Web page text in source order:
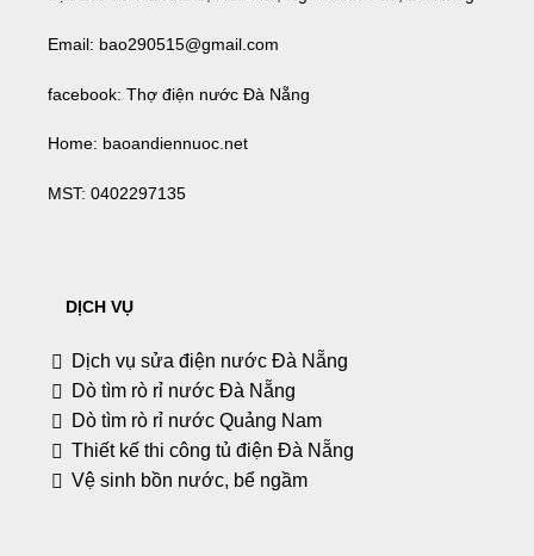
Email: bao290515@gmail.com
facebook: Thợ điện nước Đà Nẵng
Home: baoandiennuoc.net
MST: 0402297135
DỊCH VỤ
Dịch vụ sửa điện nước Đà Nẵng
Dò tìm rò rỉ nước Đà Nẵng
Dò tìm rò rỉ nước Quảng Nam
Thiết kế thi công tủ điện Đà Nẵng
Vệ sinh bồn nước, bể ngầm